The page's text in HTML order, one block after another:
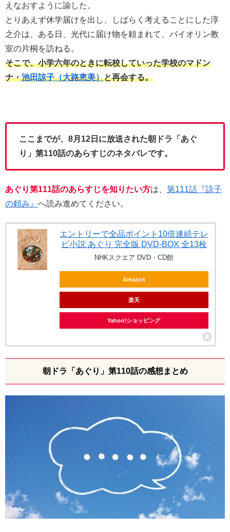
えなおすように諭した。
とりあえず休学届けを出し、しばらく考えることにした淳
之介は、ある日、光代に届け物を頼まれて、バイオリン教
室の片桐を訪ねる。
そこで、小学六年のときに転校していった学校のマドン
ナ・池田諒子（大路恵美）と再会する。
ここまでが、8月12日に放送された朝ドラ「あぐ
り」第110話のあらすじのネタバレです。
あぐり第111話のあらすじを知りたい方は、 第111話『諒子
の頼み』 へ読み進めてください。
エントリーで全品ポイント10倍連続テレ
ビ小説 あぐり 完全版 DVD-BOX 全13枚
NHKスクエア DVD・CD館
Amazon
楽天
Yahoo!ショッピング
朝ドラ「あぐり」第110話の感想まとめ